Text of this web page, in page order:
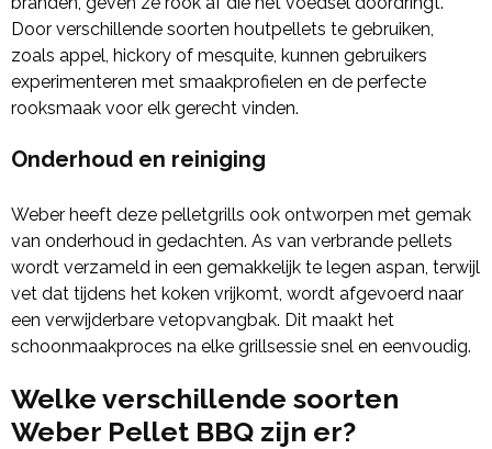
Door verschillende soorten houtpellets te gebruiken,
zoals appel, hickory of mesquite, kunnen gebruikers
experimenteren met smaakprofielen en de perfecte
rooksmaak voor elk gerecht vinden.
Onderhoud en reiniging
Weber heeft deze pelletgrills ook ontworpen met gemak
van onderhoud in gedachten. As van verbrande pellets
wordt verzameld in een gemakkelijk te legen aspan, terwijl
vet dat tijdens het koken vrijkomt, wordt afgevoerd naar
een verwijderbare vetopvangbak. Dit maakt het
schoonmaakproces na elke grillsessie snel en eenvoudig.
Welke verschillende soorten
Weber Pellet BBQ zijn er?